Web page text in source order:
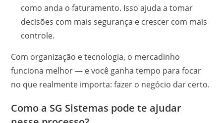
como anda o faturamento. Isso ajuda a tomar
decisões com mais segurança e crescer com mais
controle.
Com organização e tecnologia, o mercadinho
funciona melhor — e você ganha tempo para focar
no que realmente importa: fazer o negócio dar certo.
Como a SG Sistemas pode te ajudar